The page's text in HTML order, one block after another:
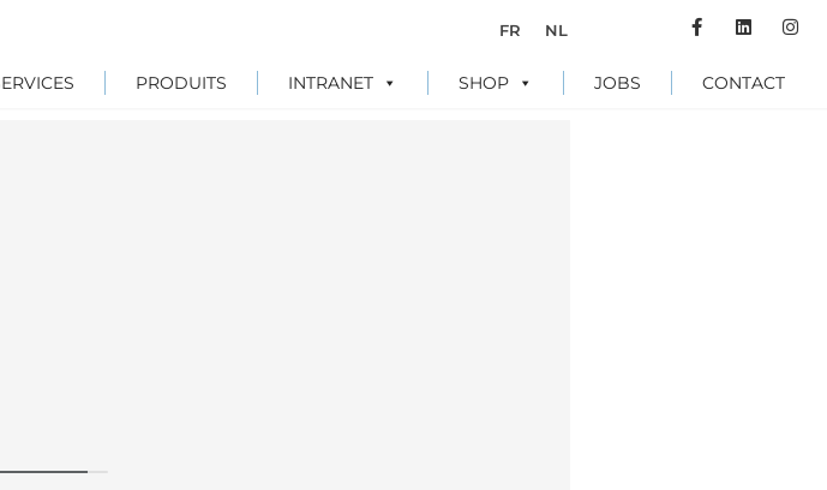
FR NL
PRODUITS INTRANET SHOP JOBS CONTACT